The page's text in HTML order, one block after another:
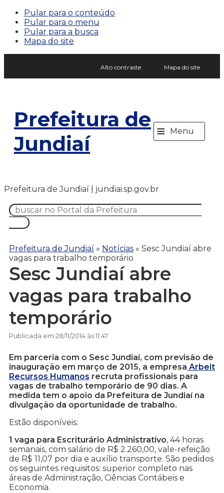
Pular para o conteúdo
Pular para o menu
Pular para a busca
Mapa do site
Alto contraste Mapa do site
Prefeitura de
Jundiaí
≡ Menu
Prefeitura de Jundiaí | jundiai.sp.gov.br
Prefeitura de Jundiaí » Notícias » Sesc Jundiaí abre
vagas para trabalho temporário
Sesc Jundiaí abre
vagas para trabalho
temporário
Publicada em 28/11/2014 às 11:47
Em parceria com o Sesc Jundiaí, com previsão de
inauguração em março de 2015, a empresa Arbeit
Recursos Humanos recruta profissionais para
vagas de trabalho temporário de 90 dias. A
medida tem o apoio da Prefeitura de Jundiaí na
divulgação da oportunidade de trabalho.
Estão disponíveis:
1 vaga para Escriturário Administrativo, 44 horas
semanais, com salário de R$ 2.260,00, vale-refeição
de R$ 11,07 por dia e auxílio transporte. São pedidos
os seguintes requisitos: superior completo nas
áreas de Administração, Ciências Contábeis e
Economia.